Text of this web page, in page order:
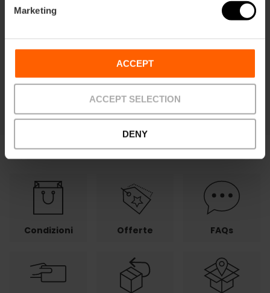
Marketing
ACCEPT
ACCEPT SELECTION
DENY
Da62,00 €
Condizioni Offerte FAQs